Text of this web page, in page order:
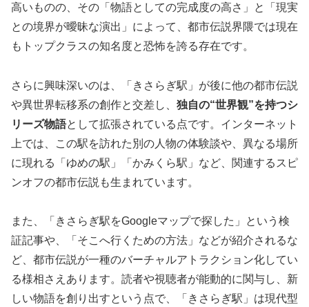
高いものの、その「物語としての完成度の高さ」と「現実
との境界が曖昧な演出」によって、都市伝説界隈では現在
もトップクラスの知名度と恐怖を誇る存在です。
さらに興味深いのは、「きさらぎ駅」が後に他の都市伝説
や異世界転移系の創作と交差し、 独自の“世界観”を持つシ
リーズ物語として拡張されている点です。インターネット
上では、この駅を訪れた別の人物の体験談や、異なる場所
に現れる「ゆめの駅」「かみくら駅」など、関連するスピ
ンオフの都市伝説も生まれています。
また、「きさらぎ駅をGoogleマップで探した」という検
証記事や、「そこへ行くための方法」などが紹介されるな
ど、都市伝説が一種のバーチャルアトラクション化してい
る様相さえあります。読者や視聴者が能動的に関与し、新
しい物語を創り出すという点で、「きさらぎ駅」は現代型